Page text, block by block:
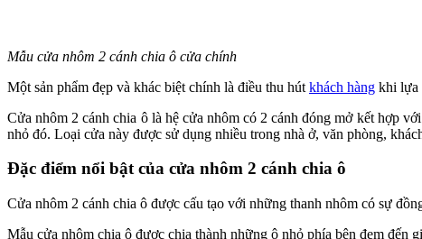
Mẫu cửa nhôm 2 cánh chia ô cửa chính
Một sản phẩm đẹp và khác biệt chính là điều thu hút khách hàng khi lựa
Cửa nhôm 2 cánh chia ô là hệ cửa nhôm có 2 cánh đóng mở kết hợp
nhỏ đó. Loại cửa này được sử dụng nhiều trong nhà ở, văn phòng,
Đặc điểm nổi bật của cửa nhôm 2 cánh chia ô
Cửa nhôm 2 cánh chia ô được cấu tạo với những thanh nhôm có sự
Mẫu cửa nhôm chia ô được chia thành những ô nhỏ phía bên đem